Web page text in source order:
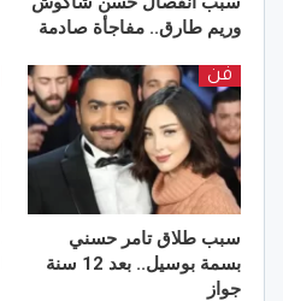
وريم طارق.. مفاجأة صادمة
فن
سبب طلاق تامر حسني
بسمة بوسيل.. بعد 12 سنة
جواز